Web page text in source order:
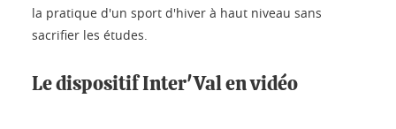
la pratique d'un sport d'hiver à haut niveau sans
sacrifier les études.
Le dispositif Inter'Val en vidéo